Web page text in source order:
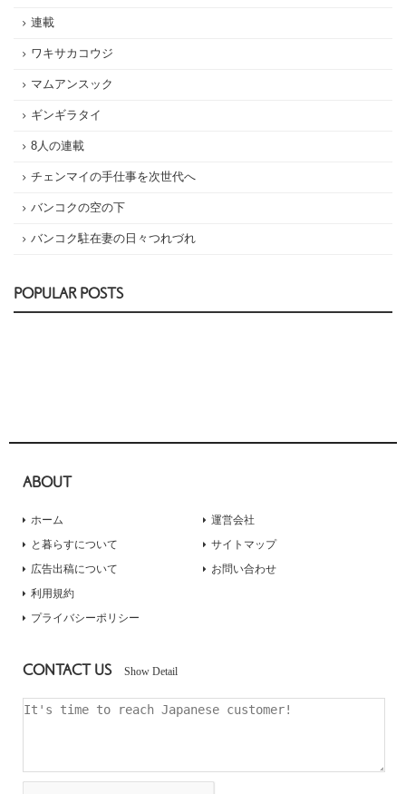
連載
ワキサカコウジ
マムアンスック
ギンギラタイ
8人の連載
チェンマイの手仕事を次世代へ
バンコクの空の下
バンコク駐在妻の日々つれづれ
POPULAR POSTS
ABOUT
ホーム
と暮らすについて
広告出稿について
運営会社
サイトマップ
お問い合わせ
利用規約
プライバシーポリシー
CONTACT US Show Detail